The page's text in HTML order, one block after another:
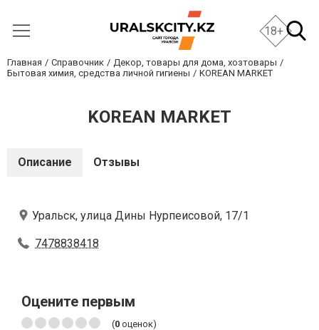
18+
Главная Справочник
Декор, товары для дома, хозтовары
Бытовая химия, средства личной гигиены
KOREAN MARKET
KOREAN MARKET
Описание Отзывы
Уральск, улица Дины Нурпеисовой, 17/1
7478838418
Оцените первым
(0 оценок)